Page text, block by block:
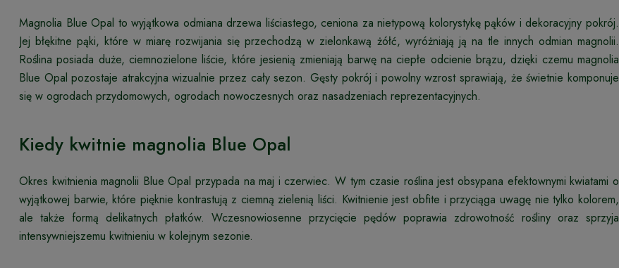
Magnolia Blue Opal to wyjątkowa odmiana drzewa liściastego, ceniona za nietypową kolorystykę pąków i dekoracyjny pokrój.
Jej błękitne pąki, które w miarę rozwijania się przechodzą w zielonkawą żółć, wyróżniają ją na tle innych odmian magnolii.
Roślina posiada duże, ciemnozielone liście, które jesienią zmieniają barwę na ciepłe odcienie brązu, dzięki czemu magnolia
Blue Opal pozostaje atrakcyjna wizualnie przez cały sezon. Gęsty pokrój i powolny wzrost sprawiają, że świetnie komponuje
się w ogrodach przydomowych, ogrodach nowoczesnych oraz nasadzeniach reprezentacyjnych.
Kiedy kwitnie magnolia Blue Opal
Okres kwitnienia magnolii Blue Opal przypada na maj i czerwiec. W tym czasie roślina jest obsypana efektownymi kwiatami o
wyjątkowej barwie, które pięknie kontrastują z ciemną zielenią liści. Kwitnienie jest obfite i przyciąga uwagę nie tylko kolorem,
ale także formą delikatnych płatków. Wczesnowiosenne przycięcie pędów poprawia zdrowotność rośliny oraz sprzyja
intensywniejszemu kwitnieniu w kolejnym sezonie.